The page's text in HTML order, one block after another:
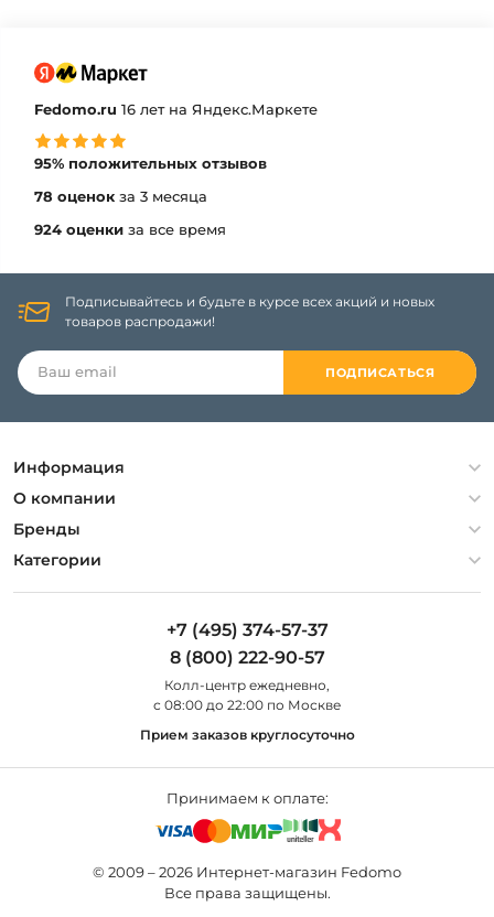
Fedomo.ru 16 лет на Яндекс.Маркете
95% положительных отзывов
78 оценок за 3 месяца
924 оценки за все время
Подписывайтесь и будьте в курсе всех акций и новых
товаров распродажи!
ПОДПИСАТЬСЯ
Информация
Политика конфиденциальности
Гарантия
Оплата и доставка
О компании
О компании
Контакты
Бренды
Artelamp
Категории
Люстры
Уличные светильники
+7 (495) 374-57-37
8 (800) 222-90-57
Колл-центр eжедневно,
с 08:00 до 22:00 по Москве
Прием заказов круглосуточно
Принимаем к оплате:
© 2009 – 2026 Интернет-магазин Fedomo
Все права защищены.